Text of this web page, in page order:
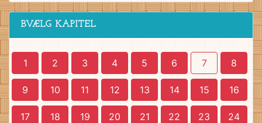
BVÆLG KAPITEL
1 2 3 4 5 6 7 8
9 10 11 12 13 14 15 16
17 18 19 20 21 22 23 24